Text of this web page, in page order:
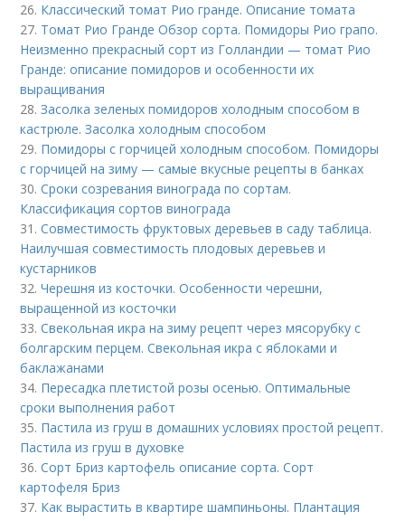
26. Классический томат Рио гранде. Описание томата
27. Томат Рио Гранде Обзор сорта. Помидоры Рио грапо.
Неизменно прекрасный сорт из Голландии — томат Рио
Гранде: описание помидоров и особенности их
выращивания
28.Засолка зеленых помидоров холодным способом в
кастрюле. Засолка холодным способом
29. Помидоры с горчицей холодным способом. Помидоры
с горчицей на зиму — самые вкусные рецепты в банках
30.Сроки созревания винограда по сортам.
Классификация сортов винограда
31.Совместимость фруктовых деревьев в саду таблица.
Наилучшая совместимость плодовых деревьев и
кустарников
32.Черешня из косточки. Особенности черешни,
выращенной из косточки
33.Свекольная икра на зиму рецепт через мясорубку с
болгарским перцем. Свекольная икра с яблоками и
баклажанами
34. Пересадка плетистой розы осенью. Оптимальные
сроки выполнения работ
35. Пастила из груш в домашних условиях простой рецепт.
Пастила из груш в духовке
36.Сорт Бриз картофель описание сорта. Сорт
картофеля Бриз
37. Как вырастить в квартире шампиньоны. Плантация